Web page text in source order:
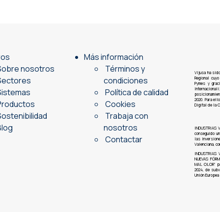
nosotros
Más información
Términos y
condiciones
Política de calidad
Cookies
Trabaja con
nosotros
Contactar
Vijusa ha
Regional
Pymes y
2020. Para
Digital de la
INDUSTRIAS
conseguido
las
Valenciana,
NUEVAS
MAL OLOR”
2024, de
Unión